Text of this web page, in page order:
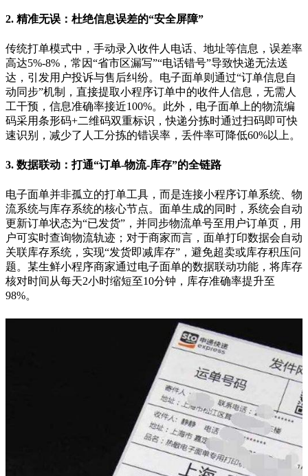
2. 精准无误：杜绝信息误差的“安全屏障”
传统打单模式中，手动录入收件人电话、地址等信息，误差率
高达5%-8% ，常因“省市区漏写”“电话错号”导致快递无法送
达，引发用户投诉与售后纠纷。电子面单则通过“订单信息自
动同步”机制，直接提取小程序订单中的收件人信息，无需人
工干预，信息准确率接近100%。此外，电子面单上的物流编
码采用条形码+二维码双重标识，快递分拣时通过扫码即可快
速识别，减少了人工分拣的错误率，丢件率可降低60%以上。
3. 数据联动：打通“订单-物流-库存”的全链路
电子面单并非孤立的打单工具，而是连接小程序订单系统、物
流系统与库存系统的核心节点。面单生成的同时，系统会自动
更新订单状态为“已发货” ，并同步物流单号至用户订单页，用
户可实时查询物流轨迹；对于商家而言，面单打印数据会自动
关联库存系统，实现“发货即减库存” ，避免超卖或库存积压问
题。某生鲜小程序商家通过电子面单的数据联动功能，将库存
核对时间从每天2小时缩短至10分钟，库存准确率提升至
98%。